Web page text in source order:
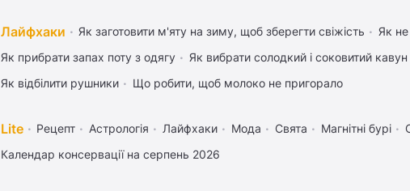
Лайфхаки Як заготовити м'яту на зиму, щоб зберегти свіжість
Як не
Як прибрати запах поту з одягу
Як вибрати солодкий і соковитий кавун
Як відбілити рушники
Що робити, щоб молоко не пригорало
Lite Рецепт Астрологія Лайфхаки Мода Свята Магнітні бурі
Календар консервації на серпень 2026